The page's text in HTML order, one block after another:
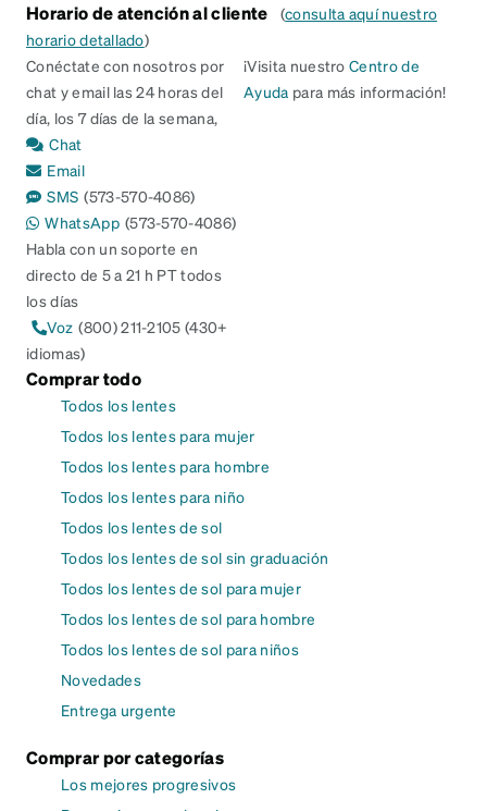
Horario de atención al cliente (consulta aquí nuestro
horario detallado)
Conéctate con nosotros por
chat y email las 24 horas del
día, los 7 días de la semana,
Chat
Email
SMS (573-570-4086)
WhatsApp (573-570-4086)
Habla con un soporte en
directo de 5 a 21 h PT todos
los días
Voz (800) 211-2105 (430+
idiomas)
¡Visita nuestroCentro de
Ayuda para más información!
Comprar todo
Todos los lentes
Todos los lentes para mujer
Todos los lentes para hombre
Todos los lentes para niño
Todos los lentes de sol
Todos los lentes de sol sin graduación
Todos los lentes de sol para mujer
Todos los lentes de sol para hombre
Todos los lentes de sol para niños
Novedades
Entrega urgente
Comprar por categorías
Los mejores progresivos